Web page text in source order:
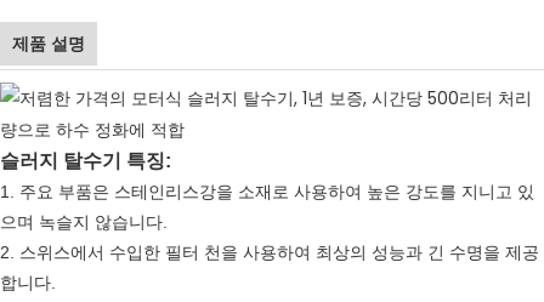
제품 설명
슬러지 탈수기 특징:
1. 주요 부품은 스테인리스강을 소재로 사용하여 높은 강도를 지니고 있
으며 녹슬지 않습니다.
2. 스위스에서 수입한 필터 천을 사용하여 최상의 성능과 긴 수명을 제공
합니다.